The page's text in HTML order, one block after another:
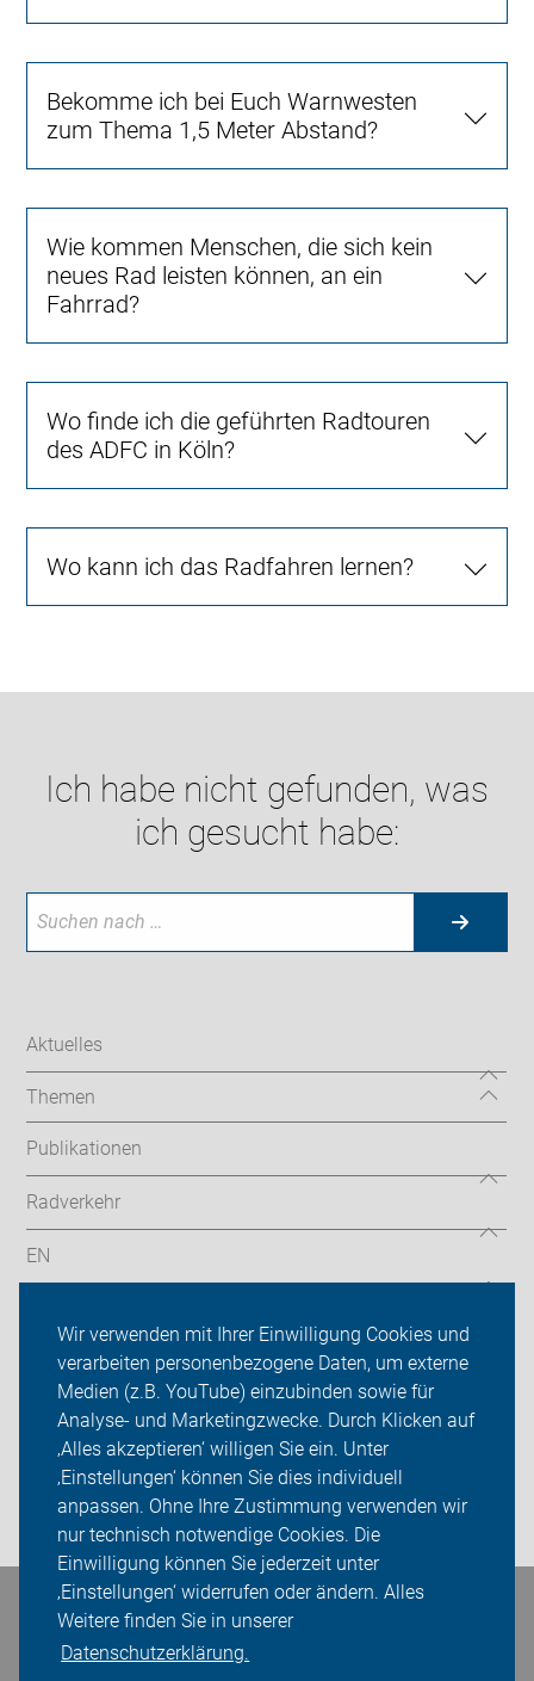
Wir verwenden mit Ihrer Einwilligung Cookies und
verarbeiten personenbezogene Daten, um externe
Medien (z.B. YouTube) einzubinden sowie für
Analyse- und Marketingzwecke. Durch Klicken auf
‚Alles akzeptieren‘ willigen Sie ein. Unter
‚Einstellungen‘ können Sie dies individuell
anpassen. Ohne Ihre Zustimmung verwenden wir
nur technisch notwendige Cookies. Die
Einwilligung können Sie jederzeit unter
‚Einstellungen‘ widerrufen oder ändern. Alles
Weitere finden Sie in unserer
Datenschutzerklärung.
Bekomme ich bei Euch Warnwesten
zum Thema 1,5 Meter Abstand?
Wie kommen Menschen, die sich kein
neues Rad leisten können, an ein
Fahrrad?
Wo finde ich die geführten Radtouren
des ADFC in Köln?
Wo kann ich das Radfahren lernen?
Ich habe nicht gefunden, was
ich gesucht habe:
Aktuelles
Themen
Publikationen
Radverkehr
EN
ADFC Köln
Sei dabei
Presse
Bleiben Sie in Kontakt